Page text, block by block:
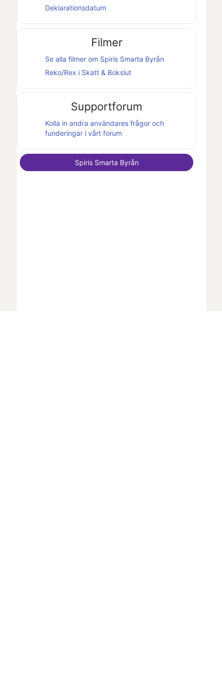
Deklarationsdatum
Filmer
Se alla filmer om Spiris Smarta Byrån
Reko/Rex i Skatt & Bokslut
Supportforum
Kolla in andra användares frågor och
funderingar i vårt forum
Spiris Smarta Byrån